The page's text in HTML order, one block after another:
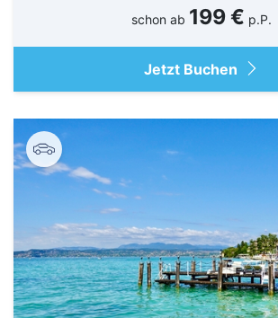
schon ab 199 € p.P.
Jetzt Buchen